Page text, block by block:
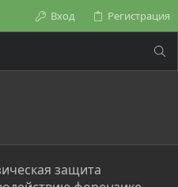
Вход Регистрация
защита